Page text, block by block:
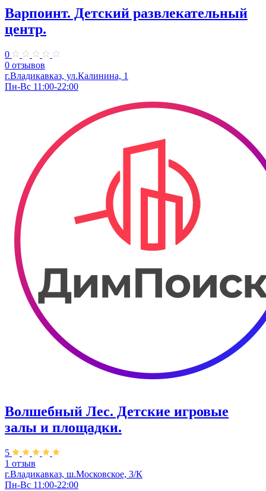
Варпоинт. Детский развлекательный
центр.
0
0 отзывов
г.Владикавказ, ул.Калинина, 1
Пн-Вс 11:00-22:00
Волшебный Лес. Детские игровые
залы и площадки.
5
1 отзыв
г.Владикавказ, ш.Московское, 3/К
Пн-Вс 11:00-22:00